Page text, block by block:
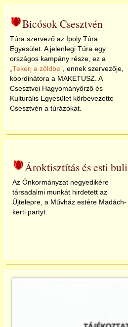
Bicósok Csesztvén
Túra szervező az Ipoly Túra
Egyesület. A jelenlegi Túra egy
országos kampány része, ez a
Tekerj a zöldbe , ennek szervezője,
koordinátora a MAKETUSZ. A
Csesztvei Hagyományőrző és
Kulturális Egyesület körbevezette
Csesztvén a túrázókat.
Ároktisztítás és esti buli
Az Önkormányzat negyedikére
társadalmi munkát hirdetett az
Újtelepre, a Művház estére Madách-
kerti partyt.